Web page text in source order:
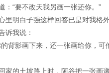
：“要不改天我另画一张还你。”
里明白子强这样回答已是对我格外
诉我说：
背影画下来，还一张画给你，
家的土坡路上时，阿谷把一张画